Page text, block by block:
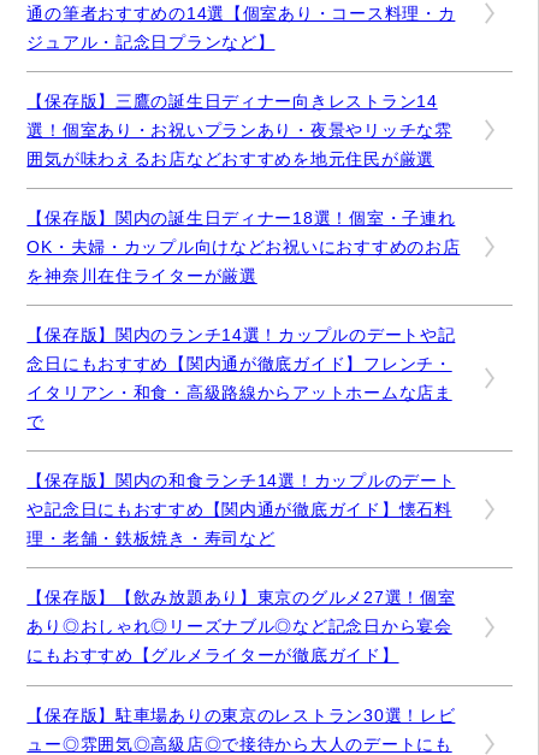
通の筆者おすすめの14選【個室あり・コース料理・カ
ジュアル・記念日プランなど】
【保存版】三鷹の誕生日ディナー向きレストラン14
選！個室あり・お祝いプランあり・夜景やリッチな雰
囲気が味わえるお店などおすすめを地元住民が厳選
【保存版】関内の誕生日ディナー18選！個室・子連れ
OK・夫婦・カップル向けなどお祝いにおすすめのお店
を神奈川在住ライターが厳選
【保存版】関内のランチ14選！カップルのデートや記
念日にもおすすめ【関内通が徹底ガイド】フレンチ・
イタリアン・和食・高級路線からアットホームな店ま
で
【保存版】関内の和食ランチ14選！カップルのデート
や記念日にもおすすめ【関内通が徹底ガイド】懐石料
理・老舗・鉄板焼き・寿司など
【保存版】【飲み放題あり】東京のグルメ27選！個室
あり◎おしゃれ◎リーズナブル◎など記念日から宴会
にもおすすめ【グルメライターが徹底ガイド】
【保存版】駐車場ありの東京のレストラン30選！レビ
ュー◎雰囲気◎高級店◎で接待から大人のデートにも